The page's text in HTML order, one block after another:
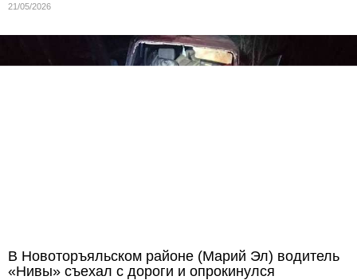
21/05/2026
В Новоторъяльском районе (Марий Эл) водитель
«Нивы» съехал с дороги и опрокинулся